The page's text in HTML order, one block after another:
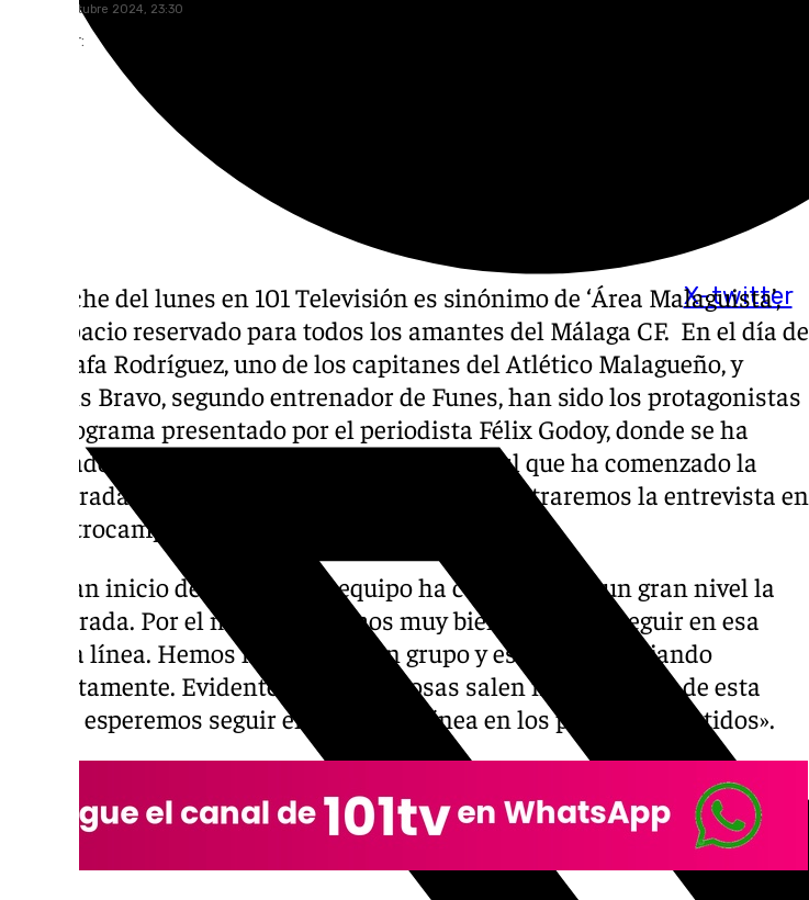
X-twitter
lunes, 14 octubre 2024, 23:30
Compartir:
La noche del lunes en 101 Televisión es sinónimo de ‘Área Malaguista’,
un espacio reservado para todos los amantes del Málaga CF. En el día de
hoy, Rafa Rodríguez, uno de los capitanes del Atlético Malagueño, y
Francis Bravo, segundo entrenador de Funes, han sido los protagonistas
del programa presentado por el periodista Félix Godoy, donde se ha
repasado la actualidad de un filial blanquiazul que ha comenzado la
temporada de forma brillante. En este caso, centraremos la entrevista en
el centrocampista malagueño.
Un gran inicio del equipo: «El equipo ha comenzado a un gran nivel la
temporada. Por el momento vamos muy bien, debemos seguir en esa
misma línea. Hemos hecho un gran grupo y estamos trabajando
correctamente. Evidentemente, las cosas salen mucho mejor de esta
forma, esperemos seguir en la misma línea en los próximos partidos».